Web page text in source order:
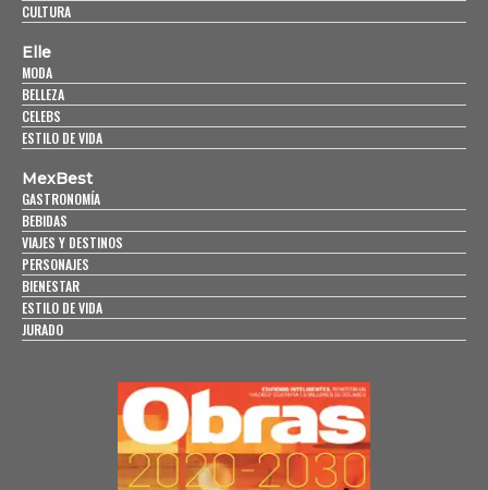
CULTURA
Elle
MODA
BELLEZA
CELEBS
ESTILO DE VIDA
MexBest
GASTRONOMÍA
BEBIDAS
VIAJES Y DESTINOS
PERSONAJES
BIENESTAR
ESTILO DE VIDA
JURADO